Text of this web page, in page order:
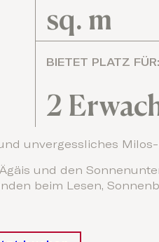
sq. m
BIETET PLATZ FÜR:
2
unvergessliches
und den
beim Lesen,